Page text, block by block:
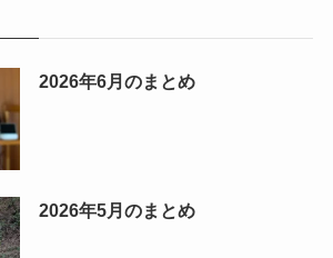
2026年6月のまとめ
2026年5月のまとめ